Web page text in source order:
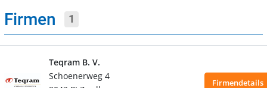
Firmen 1
Teqram B. V.
Schoenerweg 4
Firmendetails